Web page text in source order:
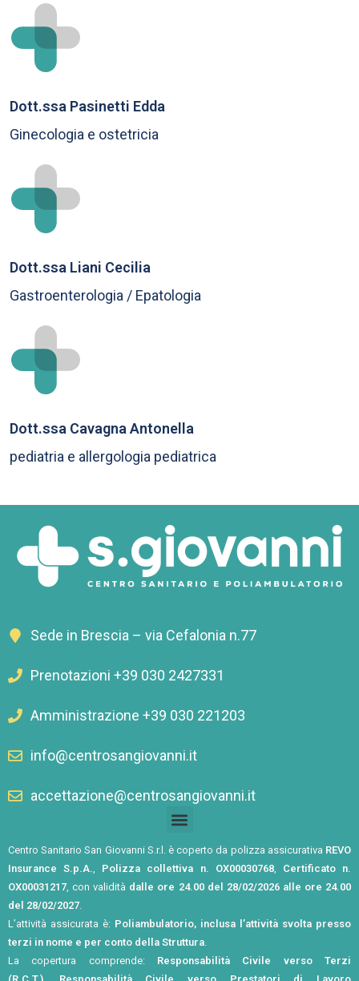
Dott.ssa Pasinetti Edda
Ginecologia e ostetricia
Dott.ssa Liani Cecilia
Gastroenterologia / Epatologia
Dott.ssa Cavagna Antonella
pediatria e allergologia pediatrica
Sede in Brescia – via Cefalonia n.77
Prenotazioni +39 030 2427331
Amministrazione +39 030 221203
info@centrosangiovanni.it
accettazione@centrosangiovanni.it
Centro Sanitario San Giovanni S.r.l. è coperto da polizza assicurativa REVO
Insurance S.p.A., Polizza collettiva n. OX00030768, Certificato n.
OX00031217, con validità dalle ore 24.00 del 28/02/2026 alle ore 24.00
del 28/02/2027.
L’attività assicurata è: Poliambulatorio, inclusa l’attività svolta presso
terzi in nome e per conto della Struttura.
La copertura comprende: Responsabilità Civile verso Terzi